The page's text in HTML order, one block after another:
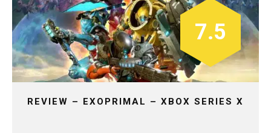
REVIEW – EXOPRIMAL – XBOX SERIES X
7.5